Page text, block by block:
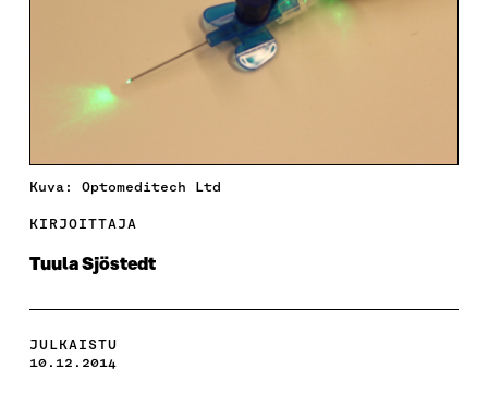
Kuva: Optomeditech Ltd
KIRJOITTAJA
Tuula Sjöstedt
JULKAISTU
10.12.2014